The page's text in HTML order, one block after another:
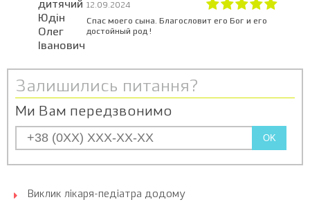
12.09.2024
Спас моего сына. Благословит его Бог и его
достойный род !
Залишились питання?
Ми Вам передзвонимо
OK
Виклик лікаря-педіатра додому